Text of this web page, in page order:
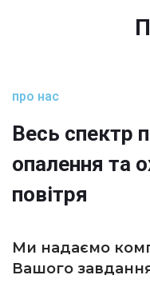
про нас
Весь спектр
опалення та
повітря
Ми надаємо
Вашого